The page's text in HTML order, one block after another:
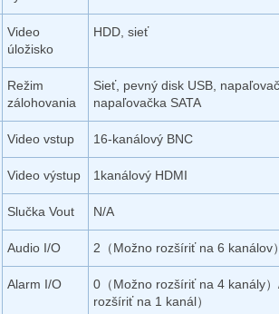
Video
úložisko
HDD, sieť
Režim
zálohovania
Sieť, pevný disk USB,
napaľovačka SATA
Video vstup 16-kanálový BNC
Video výstup 1kanálový HDMI
Slučka Vout N/A
Audio I/O 2（Možno rozšíriť na 6 kanálov
Alarm I/O
0（Možno rozšíriť na 4 kanály
rozšíriť na 1 kanál）